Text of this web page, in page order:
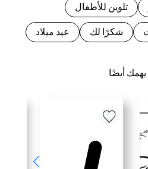
أيضًا
تلوين للأطفال
شكرًا لك عيد ميلاد